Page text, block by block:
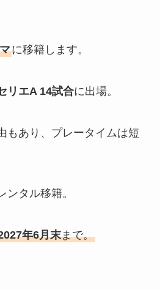
に移籍します。
リエA 14試合に出場。
もあり、プレータイムは短
ンタル移籍。
年6月末まで。